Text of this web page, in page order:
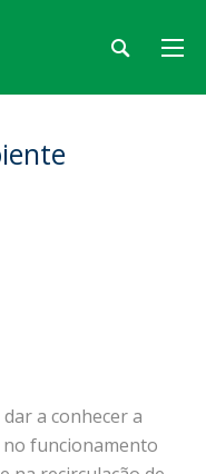
a conhecer a
funcionamento